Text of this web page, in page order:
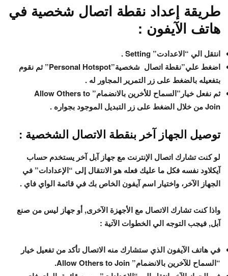
طريقة إعداد نقطة اتصال شخصية في
هاتف الآيفون :
انتقل الي “الاعدادت” Setting .
اضغط علي”نقطة اتصال شخصية”Personal Hotspot” ثم نقوم
بتفعيله بالضغط على زر التمرير المجاور له .
ثم نفعل خيار”السماح للأخرين بالانضمام” Allow Others to
Join من خلال الضغط على زر التبديل الموجود بجواره .
توصيل الجهاز آخر بنقطة الاتصال الشخصية :
لو كنت تشارك اتصال الإنترنت مع جهاز آبل آخر يستخدم حساب
آيكلاود نفسه فكل ما عليك فعله هو الانتقال إلى “الإعدادات” في
الجهاز الآخر، واختيار اسم آيفون الخاص بك في قائمة الواي فاي .
واذا كنت تشارك الاتصال مع الأجهزة الآخرى, أو جهاز ليس من صنع
آبل, فيجب التوجه الي الخطوات الآتية :
في هاتف الآيفون الذي ستشارك منه الاتصال تأكد من تفعيل خيار
“السماح للآخرين بالانضمام” Allow Others to Join.